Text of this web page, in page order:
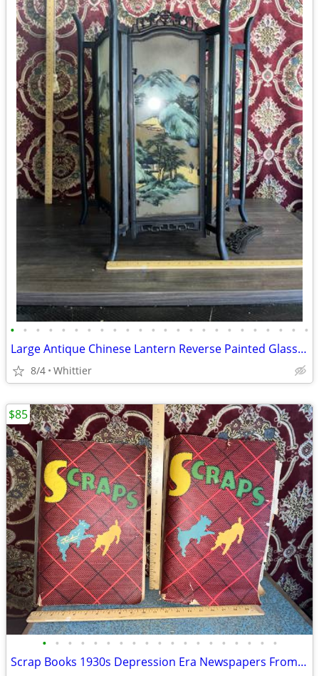
• • • • • • • • • • • • • • • • • • • • • • • •
Large Antique Chinese Lantern Reverse Painted Glass Panels
8/4 Whittier
• • • • • • • • • • • • • • • • • • •
Scrap Books 1930s Depression Era Newspapers From South Dakota
$85